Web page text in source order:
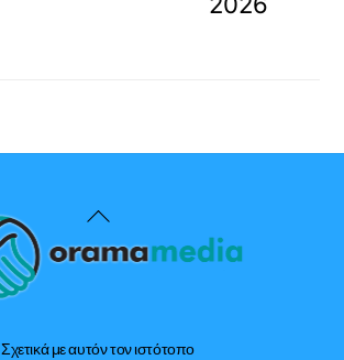
Back
To
Σχετικά με αυτόν τον ιστότοπο